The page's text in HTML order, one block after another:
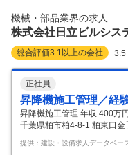
等をカーボンニュートラル
とともに企画立案を行う業
備管…
機械・部品業界の求人
株式会社日立ビルシス
総合評価3.1 以上の会社 3.5
正社員
昇降機施工管理／経
昇降機施工管理 年収 400万
千葉県柏市柏4-8-1 柏東口
設工事、および、既存の建
現場管理を担当していただ
提供：建設・設備求人データベー